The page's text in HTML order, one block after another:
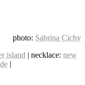
photo: Sabrina Cichy
island | necklace: new
|